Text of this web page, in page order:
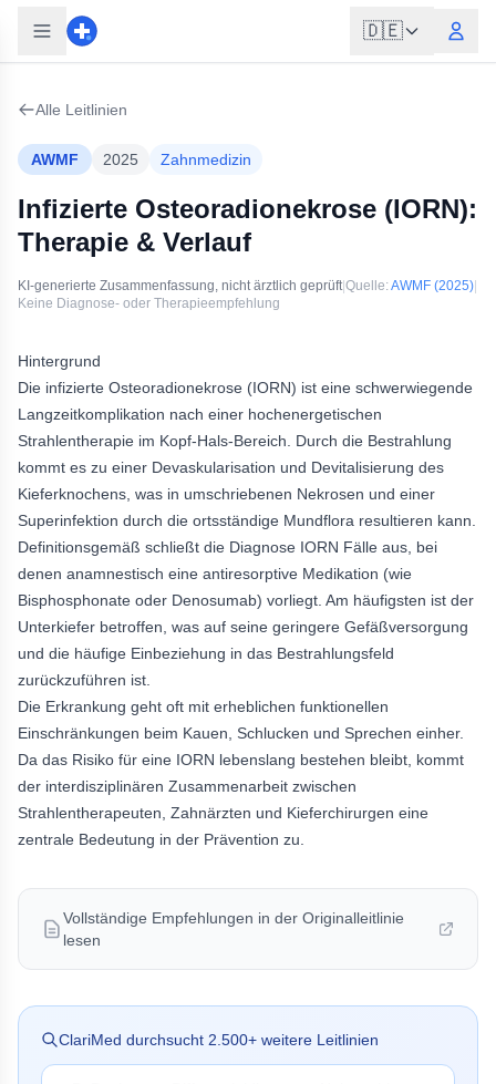
🇩🇪
Alle Leitlinien
AWMF 2025 Zahnmedizin
Infizierte Osteoradionekrose (IORN):
Therapie & Verlauf
KI-generierte Zusammenfassung, nicht ärztlich geprüft|Quelle: AWMF (2025)
Keine Diagnose- oder Therapieempfehlung
Hintergrund
Die infizierte Osteoradionekrose (IORN) ist eine schwerwiegende
Langzeitkomplikation nach einer hochenergetischen
Strahlentherapie im Kopf-Hals-Bereich. Durch die Bestrahlung
kommt es zu einer Devaskularisation und Devitalisierung des
Kieferknochens, was in umschriebenen Nekrosen und einer
Superinfektion durch die ortsständige Mundflora resultieren kann.
Definitionsgemäß schließt die Diagnose IORN Fälle aus, bei
denen anamnestisch eine antiresorptive Medikation (wie
Bisphosphonate oder Denosumab) vorliegt. Am häufigsten ist der
Unterkiefer betroffen, was auf seine geringere Gefäßversorgung
und die häufige Einbeziehung in das Bestrahlungsfeld
zurückzuführen ist.
Die Erkrankung geht oft mit erheblichen funktionellen
Einschränkungen beim Kauen, Schlucken und Sprechen einher.
Da das Risiko für eine IORN lebenslang bestehen bleibt, kommt
der interdisziplinären Zusammenarbeit zwischen
Strahlentherapeuten, Zahnärzten und Kieferchirurgen eine
zentrale Bedeutung in der Prävention zu.
Vollständige Empfehlungen in der Originalleitlinie
lesen
ClariMed durchsucht 2.500+ weitere Leitlinien